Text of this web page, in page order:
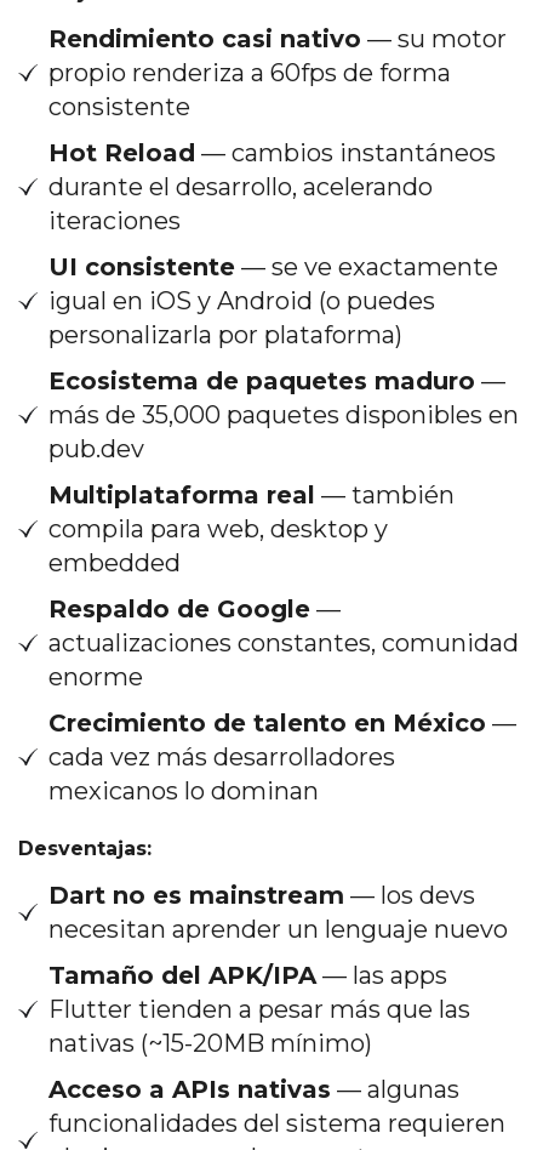
Rendimiento casi nativo — su motor
propio renderiza a 60fps de forma
consistente
Hot Reload — cambios instantáneos
durante el desarrollo, acelerando
iteraciones
UI consistente — se ve exactamente
igual en iOS y Android (o puedes
personalizarla por plataforma)
Ecosistema de paquetes maduro —
más de 35,000 paquetes disponibles en
pub.dev
Multiplataforma real — también
compila para web, desktop y
embedded
Respaldo de Google —
actualizaciones constantes, comunidad
enorme
Crecimiento de talento en México —
cada vez más desarrolladores
mexicanos lo dominan
Desventajas:
Dart no es mainstream — los devs
necesitan aprender un lenguaje nuevo
Tamaño del APK/IPA — las apps
Flutter tienden a pesar más que las
nativas (~15-20MB mínimo)
Acceso a APIs nativas — algunas
funcionalidades del sistema requieren